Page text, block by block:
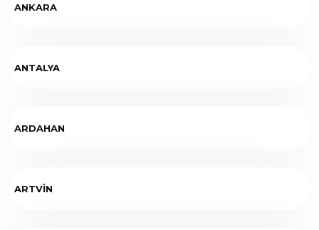
ANKARA
ANTALYA
ARDAHAN
ARTVİN